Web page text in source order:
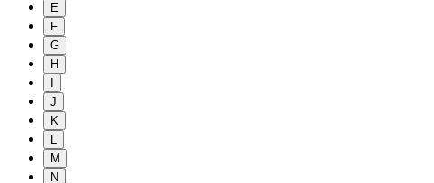
E
F
G
H
J
K
L
M
N